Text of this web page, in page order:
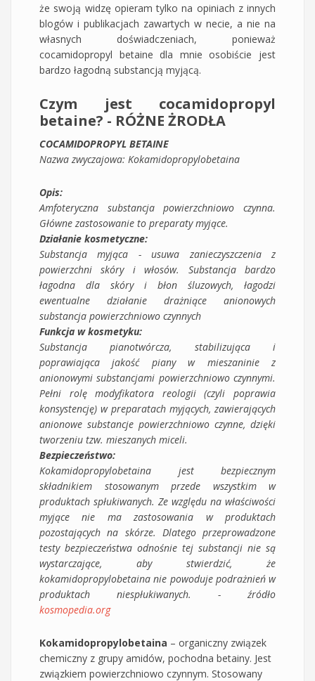
że swoją widzę opieram tylko na opiniach z innych
blogów i publikacjach zawartych w necie, a nie na
własnych doświadczeniach, ponieważ
cocamidopropyl betaine dla mnie osobiście jest
bardzo łagodną substancją myjącą.
Czym jest cocamidopropyl
betaine? - RÓŻNE ŻRODŁA
COCAMIDOPROPYL BETAINE
Nazwa zwyczajowa: Kokamidopropylobetaina
Opis:
Amfoteryczna substancja powierzchniowo czynna.
Główne zastosowanie to preparaty myjące.
Działanie kosmetyczne:
Substancja myjąca - usuwa zanieczyszczenia z
powierzchni skóry i włosów. Substancja bardzo
łagodna dla skóry i błon śluzowych, łagodzi
ewentualne działanie drażniące anionowych
substancja powierzchniowo czynnych
Funkcja w kosmetyku:
Substancja pianotwórcza, stabilizująca i
poprawiająca jakość piany w mieszaninie z
anionowymi substancjami powierzchniowo czynnymi.
Pełni rolę modyfikatora reologii (czyli poprawia
konsystencję) w preparatach myjących, zawierających
anionowe substancje powierzchniowo czynne, dzięki
tworzeniu tzw. mieszanych miceli.
Bezpieczeństwo:
Kokamidopropylobetaina jest bezpiecznym
składnikiem stosowanym przede wszystkim w
produktach spłukiwanych. Ze względu na właściwości
myjące nie ma zastosowania w produktach
pozostających na skórze. Dlatego przeprowadzone
testy bezpieczeństwa odnośnie tej substancji nie są
wystarczające, aby stwierdzić, że
kokamidopropylobetaina nie powoduje podrażnień w
produktach niespłukiwanych. - źródło
kosmopedia.org
Kokamidopropylobetaina – organiczny związek
chemiczny z grupy amidów, pochodna betainy. Jest
związkiem powierzchniowo czynnym. Stosowany